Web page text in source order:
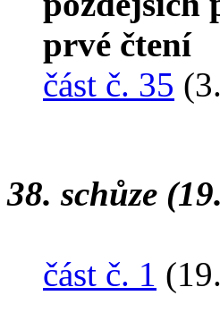
prvé čtení
část č. 35
38. schůze
část č. 1